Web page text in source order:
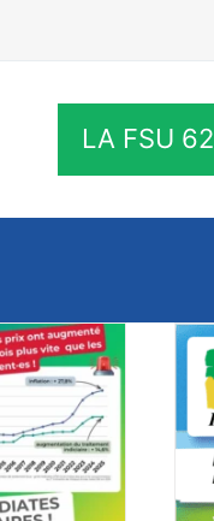
LA FSU 62
combattre les